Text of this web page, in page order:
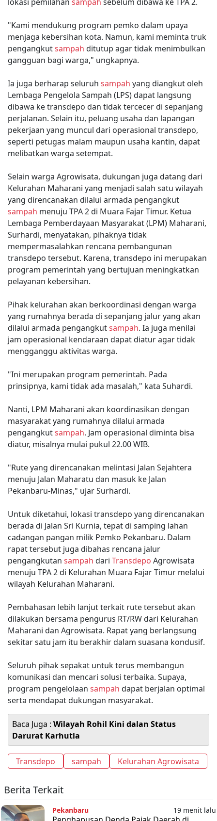
"Kami mendukung program pemko dalam upaya
menjaga kebersihan kota. Namun, kami meminta truk
pengangkutsampah ditutup agar tidak menimbulkan
gangguan bagi warga," ungkapnya.
Ia juga berharap seluruh sampah yang diangkut oleh
Lembaga Pengelola Sampah (LPS) dapat langsung
dibawa ke transdepo dan tidak tercecer di sepanjang
perjalanan. Selain itu, peluang usaha dan lapangan
pekerjaan yang muncul dari operasional transdepo,
seperti petugas malam maupun usaha kantin, dapat
melibatkan warga setempat.
Selain warga Agrowisata, dukungan juga datang dari
Kelurahan Maharani yang menjadi salah satu wilayah
yang direncanakan dilalui armada pengangkut
sampah menuju TPA 2 di Muara Fajar Timur. Ketua
Lembaga Pemberdayaan Masyarakat (LPM) Maharani,
Surhardi, menyatakan, pihaknya tidak
mempermasalahkan rencana pembangunan
transdepo tersebut. Karena, transdepo ini merupakan
program pemerintah yang bertujuan meningkatkan
pelayanan kebersihan.
Pihak kelurahan akan berkoordinasi dengan warga
yang rumahnya berada di sepanjang jalur yang akan
dilalui armada pengangkutsampah. Ia juga menilai
jam operasional kendaraan dapat diatur agar tidak
mengganggu aktivitas warga.
"Ini merupakan program pemerintah. Pada
prinsipnya, kami tidak ada masalah," kata Suhardi.
Nanti, LPM Maharani akan koordinasikan dengan
masyarakat yang rumahnya dilalui armada
pengangkutsampah. Jam operasional diminta bisa
diatur, misalnya mulai pukul 22.00 WIB.
"Rute yang direncanakan melintasi Jalan Sejahtera
menuju Jalan Maharatu dan masuk ke Jalan
Pekanbaru-Minas," ujar Surhardi.
Untuk diketahui, lokasi transdepo yang direncanakan
berada di Jalan Sri Kurnia, tepat di samping lahan
cadangan pangan milik Pemko Pekanbaru. Dalam
rapat tersebut juga dibahas rencana jalur
pengangkutan sampah dari Transdepo Agrowisata
menuju TPA 2 di Kelurahan Muara Fajar Timur melalui
wilayah Kelurahan Maharani.
Pembahasan lebih lanjut terkait rute tersebut akan
dilakukan bersama pengurus RT/RW dari Kelurahan
Maharani dan Agrowisata. Rapat yang berlangsung
sekitar satu jam itu berakhir dalam suasana kondusif.
Seluruh pihak sepakat untuk terus membangun
komunikasi dan mencari solusi terbaika. Supaya,
program pengelolaan sampah dapat berjalan optimal
serta mendapat dukungan masyarakat.
Baca Juga : Wilayah Rohil Kini dalan Status
Darurat Karhutla
Transdepo sampah Kelurahan Agrowisata
Berita Terkait
Pekanbaru 19 menit lalu